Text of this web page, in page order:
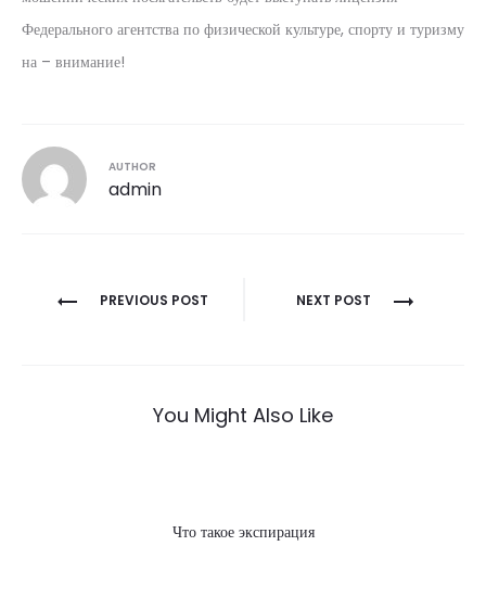
Федерального агентства по физической культуре, спорту и туризму
на – внимание!
AUTHOR
admin
Post
PREVIOUS POST NEXT POST
You Might Also Like
Что такое экспирация